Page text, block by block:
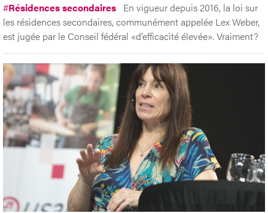
#Résidences secondaires En vigueur depuis 2016, la loi sur
les résidences secondaires, communément appelée Lex Weber,
est jugée par le Conseil fédéral «d’efficacité élevée». Vraiment?